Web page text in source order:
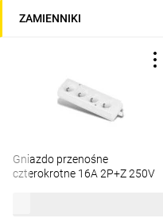
ZAMIENNIKI
Gniazdo przenośne
czterokrotne 16A 2P+Z 250V